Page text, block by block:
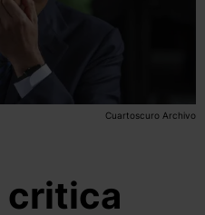
Cuartoscuro Archivo
critica